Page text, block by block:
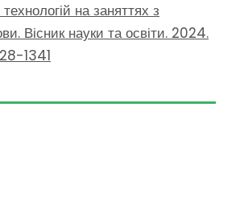
на заняттях з
Вісник науки та освіти. 2024.
1341